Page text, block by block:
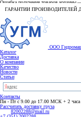
ГАРАНТИИ ПРОИЗВОДИТЕЛЕЙ
ООО Гидромаш
Каталог
Доставка
О компании
Качество
Новости
Статьи
Контакты
Пн - Пт с 9.00 до 17.00 МСК + 2 часа
Рассчитать доставку груза
82002288@mail.ru
+7 (351) 2002288